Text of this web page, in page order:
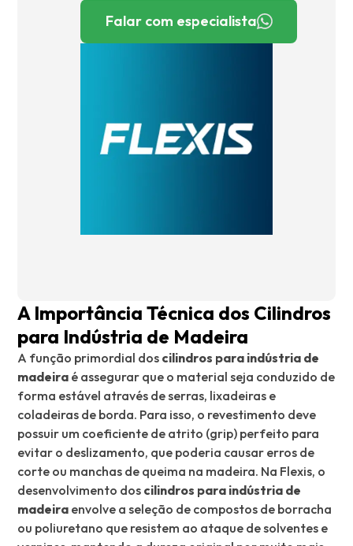
Falar com especialista
A Importância Técnica dos Cilindros
para Indústria de Madeira
A função primordial dos cilindros para indústria de
madeira é assegurar que o material seja conduzido de
forma estável através de serras, lixadeiras e
coladeiras de borda. Para isso, o revestimento deve
possuir um coeficiente de atrito (grip) perfeito para
evitar o deslizamento, que poderia causar erros de
corte ou manchas de queima na madeira. Na Flexis, o
desenvolvimento dos cilindros para indústria de
madeira envolve a seleção de compostos de borracha
ou poliuretano que resistem ao ataque de solventes e